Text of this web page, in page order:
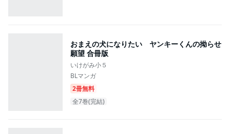
おまえの犬になりたい ヤンキーくんの拗らせ
願望 合冊版
いけがみ小５
BLマンガ
2冊無料
全7巻(完結)